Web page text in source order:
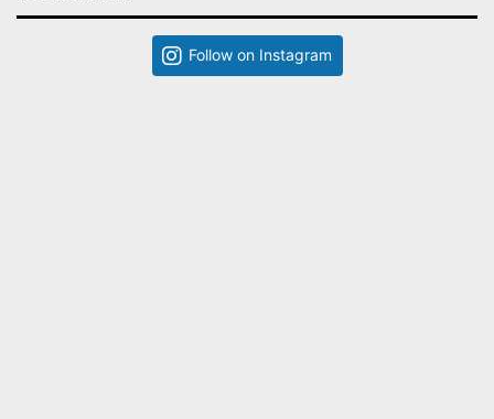
Follow on Instagram